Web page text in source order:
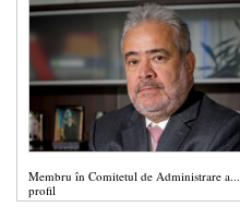
Membru în Comitetul de Administrare a...
profil